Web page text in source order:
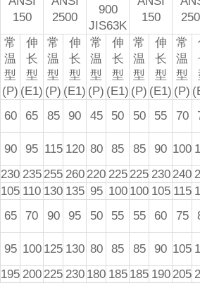
150
2500
900
JIS63K
150
常
温
型
(P)
伸
长
型
(E1)
常
温
型
(P)
伸
长
型
(E1)
常
温
型
(P)
伸
长
型
(E1)
常
温
型
(P)
伸
长
型
(E1)
常
温
型
(P)
60 65 85 90 45 50 50 55 70
90 95 115 120 80 85 85 90 100
230 235 255 260 220 225 225 230 240
105 110 130 135 95 100 100 105 115
65 70 90 95 50 55 55 60 75
95 100 125 130 80 85 85 90 105
195 200 225 230 180 185 185 190 205